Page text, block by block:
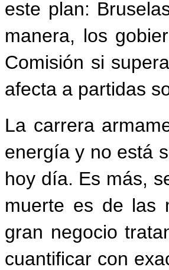
este plan:
manera, los
Comisión si
afecta a partidas
La carrera
energía y no está
hoy día. Es más,
muerte es de las
gran negocio
cuantificar con